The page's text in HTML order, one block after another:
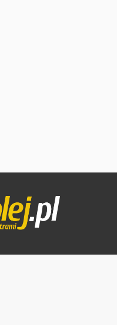
PŁYN DO
0,3L (7110)
złBrutto